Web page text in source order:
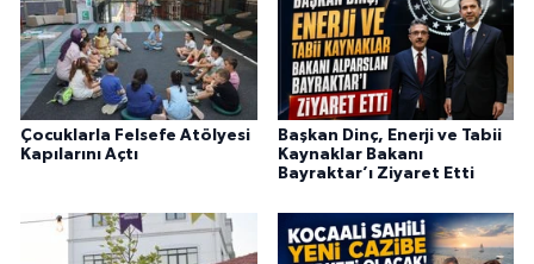
Çocuklarla Felsefe Atölyesi
Kapılarını Açtı
Başkan Dinç, Enerji ve Tabii
Kaynaklar Bakanı
Bayraktar’ı Ziyaret Etti